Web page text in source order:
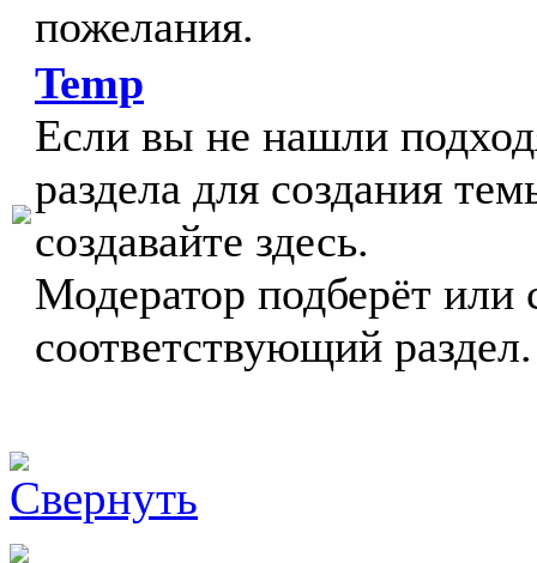
пожелания.
Temp
Если вы не нашли
раздела для создания
создавайте здесь.
Модератор подберёт или
соответствующий раздел.